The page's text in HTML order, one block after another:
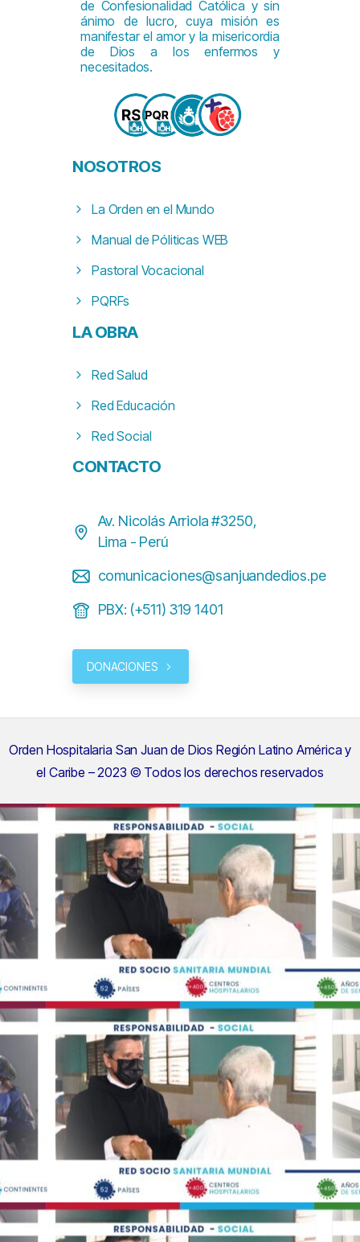
de Confesionalidad Católica y sin
ánimo de lucro, cuya misión es
manifestar el amor y la misericordia
de Dios a los enfermos y
necesitados.
NOSOTROS
La Orden en el Mundo
Manual de Póliticas WEB
Pastoral Vocacional
PQRFs
LAOBRA
Red Salud
Red Educación
Red Social
CONTACTO
Av. Nicolás Arriola #3250,
Lima - Perú
comunicaciones@sanjuandedios.pe
PBX: (+511) 319 1401
DONACIONES
Orden Hospitalaria San Juan de Dios Región Latino América y
el Caribe – 2023 © Todos los derechos reservados